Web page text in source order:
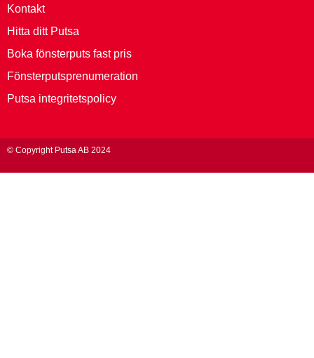
Kontakt
Hitta ditt Putsa
Boka fönsterputs fast pris
Fönsterputsprenumeration
Putsa integritetspolicy
© Copyright Putsa AB 2024